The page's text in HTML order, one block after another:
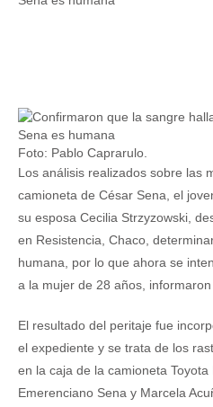
Foto: Pablo Caprarulo.
Los análisis realizados sobre las
camioneta de César Sena, el
su esposa Cecilia Strzyzowski,
en Resistencia, Chaco,
humana, por lo que ahora se
a la mujer de 28 años, informaron
El resultado del peritaje fue
el expediente y se trata de los
en la caja de la camioneta
Emerenciano Sena y Marcela